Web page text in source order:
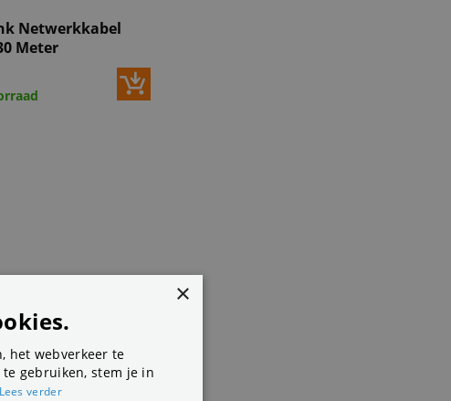
Netwerkkabel
Meter
×
het webverkeer te
gebruiken, stem je in
Lees verder